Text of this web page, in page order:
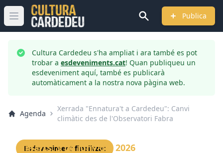
Obrir menú principal Publica
Cultura Cardedeu s'ha ampliat i ara també es pot
trobar a esdeveniments.cat! Quan publiqueu un
esdeveniment aquí, també es publicarà
automàticament a la nostra nova pàgina web.
Agenda
Xerrada "Ennatura't a Cardedeu": Canvi
climàtic des de l'Observatori Fabra
Esdeveniment finalitzat
Dimarts, 9 de juny del 2026